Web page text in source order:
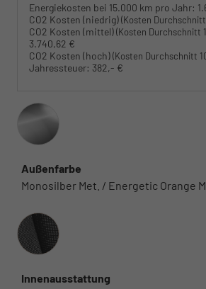
Energiekosten bei 15.000 km pro Jahr:
CO2 Kosten (niedrig)(Kosten
CO2 Kosten (mittel)(Kosten Durchschnitt
3.740,62 €
CO2 Kosten (hoch)(Kosten Durchschnitt
Jahressteuer: 382,- €
Außenfarbe
Monosilber Met. / Energetic Orange
Innenausstattung
Innenausstattung